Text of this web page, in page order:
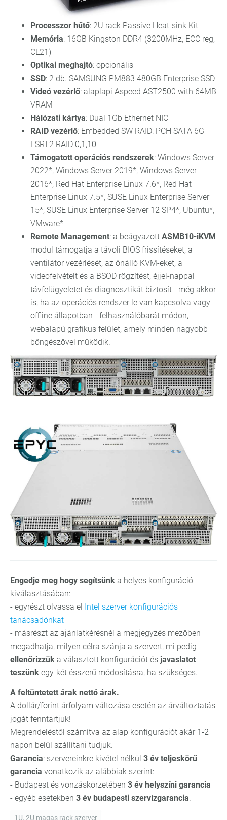
Processzor hűtő: 2U rack Passive Heat-sink Kit
Memória: 16GB Kingston DDR4 (3200MHz, ECC reg,
CL21)
Optikai meghajtó: opcionális
SSD: 2 db. SAMSUNG PM883 480GB Enterprise SSD
Videó vezérlő: alaplapi Aspeed AST2500 with 64MB
VRAM
Hálózati kártya: Dual 1Gb Ethernet NIC
RAID vezérlő: Embedded SW RAID: PCH SATA 6G
ESRT2 RAID 0,1,10
Támogatott operációs rendszerek: Windows Server
2022*, Windows Server 2019*, Windows Server
2016*, Red Hat Enterprise Linux 7.6*, Red Hat
Enterprise Linux 7.5*, SUSE Linux Enterprise Server
15*, SUSE Linux Enterprise Server 12 SP4*, Ubuntu*,
VMware*
Remote Management: a beágyazott ASMB10-iKVM
modul támogatja a távoli BIOS frissítéseket, a
ventilátor vezérlését, az önálló KVM-eket, a
videofelvételt és a BSOD rögzítést, éjjel-nappal
távfelügyeletet és diagnosztikát biztosít - még akkor
is, ha az operációs rendszer le van kapcsolva vagy
offline állapotban - felhasználóbarát módon,
webalapú grafikus felület, amely minden nagyobb
böngészővel működik.
Engedje meg hogy segítsünk a helyes konfiguráció
kiválasztásában:
- egyrészt olvassa el
Intel szerver konfigurációs
tanácsadónkat
- másrészt az ajánlatkérésnél a megjegyzés mezőben
megadhatja, milyen célra szánja a szervert, mi pedig
ellenőrizzük a választott konfigurációt és javaslatot
teszünk egy-két ésszerű módosításra, ha szükséges.
A feltüntetett árak nettó árak.
A dollár/forint árfolyam változása esetén az árváltoztatás
jogát fenntartjuk!
Megrendeléstől számítva az alap konfigurációt akár 1-2
napon belül szállítani tudjuk.
Garancia: szervereinkre kivétel nélkül 3 év teljeskörű
garancia vonatkozik az alábbiak szerint:
- Budapest és vonzáskörzetében 3 év helyszíni garancia
- egyéb esetekben 3 év budapesti szervízgarancia.
1U, 2U magas rack szerver